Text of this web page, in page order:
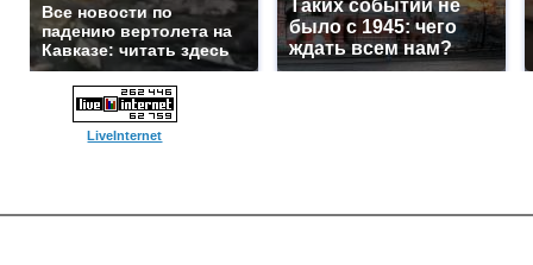
Все новости по
падению вертолета на
Кавказе: читать здесь
Таких событий не
было с 1945: чего
ждать всем нам?
LiveInternet